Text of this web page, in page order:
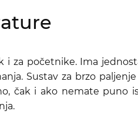
i za početnike. Ima
Sustav za brzo
čak i ako nemate puno